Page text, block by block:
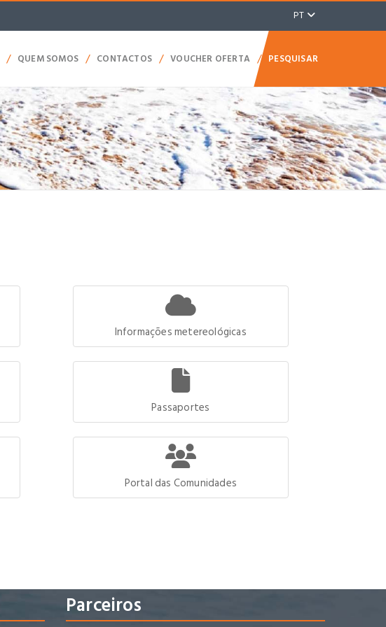
PT
/ QUEM SOMOS / CONTACTOS / VOUCHER OFERTA / PESQUISAR
Informações metereológicas
Passaportes
Portal das Comunidades
Parceiros